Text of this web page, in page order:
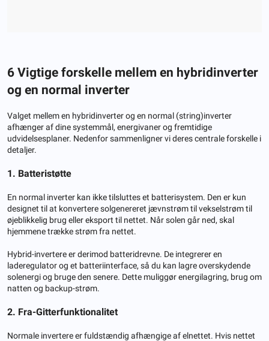
6 Vigtige forskelle mellem en hybridinverter
og en normal inverter
Valget mellem en hybridinverter og en normal (string)inverter
afhænger af dine systemmål, energivaner og fremtidige
udvidelsesplaner. Nedenfor sammenligner vi deres centrale forskelle i
detaljer.
1. Batteristøtte
En normal inverter kan ikke tilsluttes et batterisystem. Den er kun
designet til at konvertere solgenereret jævnstrøm til vekselstrøm til
øjeblikkelig brug eller eksport til nettet. Når solen går ned, skal
hjemmene trække strøm fra nettet.
Hybrid-invertere er derimod batteridrevne. De integrerer en
laderegulator og et batteriinterface, så du kan lagre overskydende
solenergi og bruge den senere. Dette muliggør energilagring, brug om
natten og backup-strøm.
2. Fra-Gitterfunktionalitet
Normale invertere er fuldstændig afhængige af elnettet. Hvis nettet